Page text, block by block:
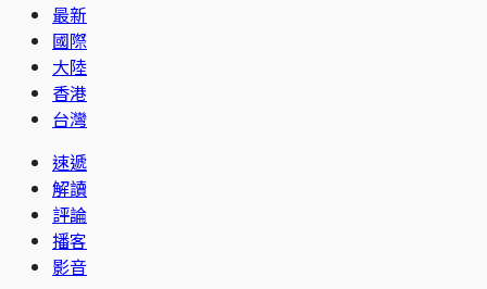
最新
國際
大陸
香港
台灣
速遞
解讀
評論
播客
影音